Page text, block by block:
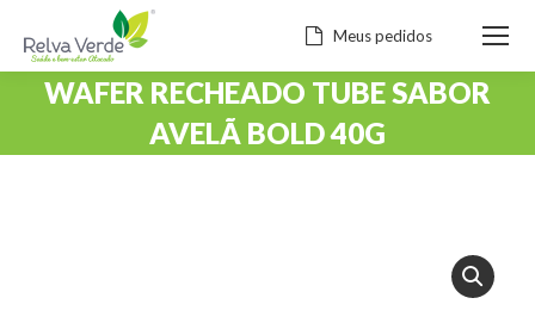
Meus pedidos
WAFER RECHEADO TUBE SABOR
AVELÃ BOLD 40G